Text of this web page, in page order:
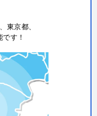
東京都、
す！